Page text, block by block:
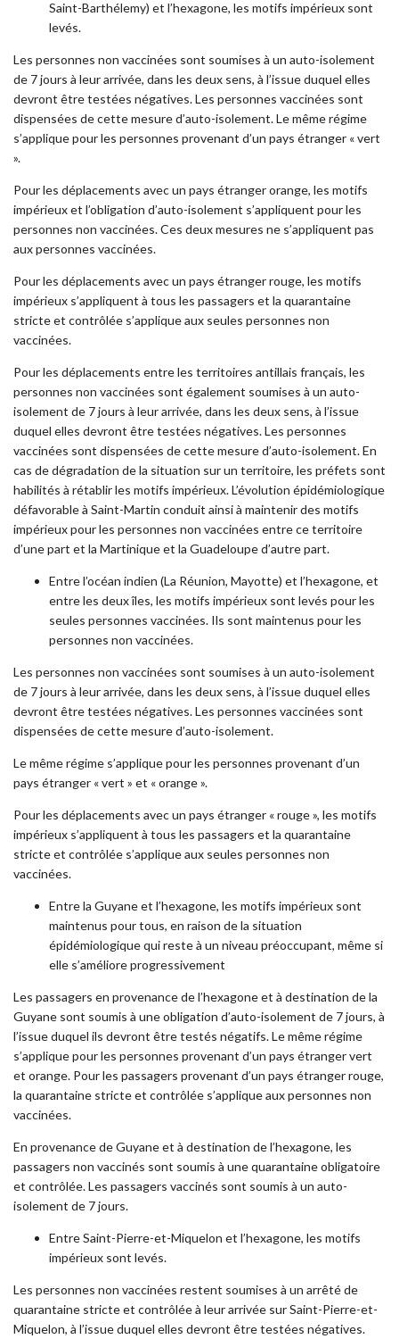
Saint-Barthélemy) et l’hexagone, les motifs impérieux sont
levés.
Les personnes non vaccinées sont soumises à un auto-isolement
de 7 jours à leur arrivée, dans les deux sens, à l’issue duquel elles
devront être testées négatives. Les personnes vaccinées sont
dispensées de cette mesure d’auto-isolement. Le même régime
s’applique pour les personnes provenant d’un pays étranger « vert
».
Pour les déplacements avec un pays étranger orange, les motifs
impérieux et l’obligation d’auto-isolement s’appliquent pour les
personnes non vaccinées. Ces deux mesures ne s’appliquent pas
aux personnes vaccinées.
Pour les déplacements avec un pays étranger rouge, les motifs
impérieux s’appliquent à tous les passagers et la quarantaine
stricte et contrôlée s’applique aux seules personnes non
vaccinées.
Pour les déplacements entre les territoires antillais français, les
personnes non vaccinées sont également soumises à un auto-
isolement de 7 jours à leur arrivée, dans les deux sens, à l’issue
duquel elles devront être testées négatives. Les personnes
vaccinées sont dispensées de cette mesure d’auto-isolement. En
cas de dégradation de la situation sur un territoire, les préfets sont
habilités à rétablir les motifs impérieux. L’évolution épidémiologique
défavorable à Saint-Martin conduit ainsi à maintenir des motifs
impérieux pour les personnes non vaccinées entre ce territoire
d’une part et la Martinique et la Guadeloupe d’autre part.
Entre l’océan indien (La Réunion, Mayotte) et l’hexagone, et
entre les deux îles, les motifs impérieux sont levés pour les
seules personnes vaccinées. Ils sont maintenus pour les
personnes non vaccinées.
Les personnes non vaccinées sont soumises à un auto-isolement
de 7 jours à leur arrivée, dans les deux sens, à l’issue duquel elles
devront être testées négatives. Les personnes vaccinées sont
dispensées de cette mesure d’auto-isolement.
Le même régime s’applique pour les personnes provenant d’un
pays étranger « vert » et « orange ».
Pour les déplacements avec un pays étranger « rouge », les motifs
impérieux s’appliquent à tous les passagers et la quarantaine
stricte et contrôlée s’applique aux seules personnes non
vaccinées.
Entre la Guyane et l’hexagone, les motifs impérieux sont
maintenus pour tous, en raison de la situation
épidémiologique qui reste à un niveau préoccupant, même si
elle s’améliore progressivement
Les passagers en provenance de l’hexagone et à destination de la
Guyane sont soumis à une obligation d’auto-isolement de 7 jours, à
l’issue duquel ils devront être testés négatifs. Le même régime
s’applique pour les personnes provenant d’un pays étranger vert
et orange. Pour les passagers provenant d’un pays étranger rouge,
la quarantaine stricte et contrôlée s’applique aux personnes non
vaccinées.
En provenance de Guyane et à destination de l’hexagone, les
passagers non vaccinés sont soumis à une quarantaine obligatoire
et contrôlée. Les passagers vaccinés sont soumis à un auto-
isolement de 7 jours.
Entre Saint-Pierre-et-Miquelon et l’hexagone, les motifs
impérieux sont levés.
Les personnes non vaccinées restent soumises à un arrêté de
quarantaine stricte et contrôlée à leur arrivée sur Saint-Pierre-et-
Miquelon, à l’issue duquel elles devront être testées négatives.